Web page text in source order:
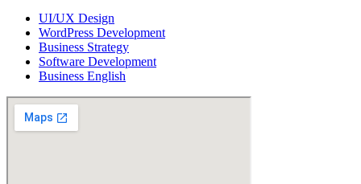
UI/UX Design
WordPress Development
Business Strategy
Software Development
Business English